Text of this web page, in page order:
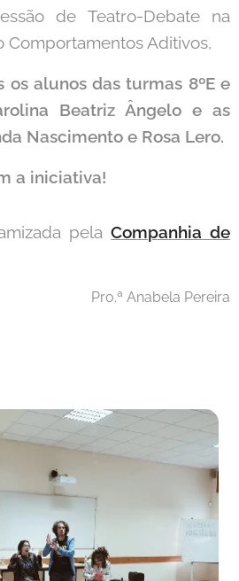
de Teatro-Debate na
Comportamentos Aditivos,
os alunos das turmas 8ºE e
Beatriz Ângelo e as
Nascimento e Rosa Lero.
a iniciativa!
pelaCompanhia de
Pro.ª Anabela Pereira